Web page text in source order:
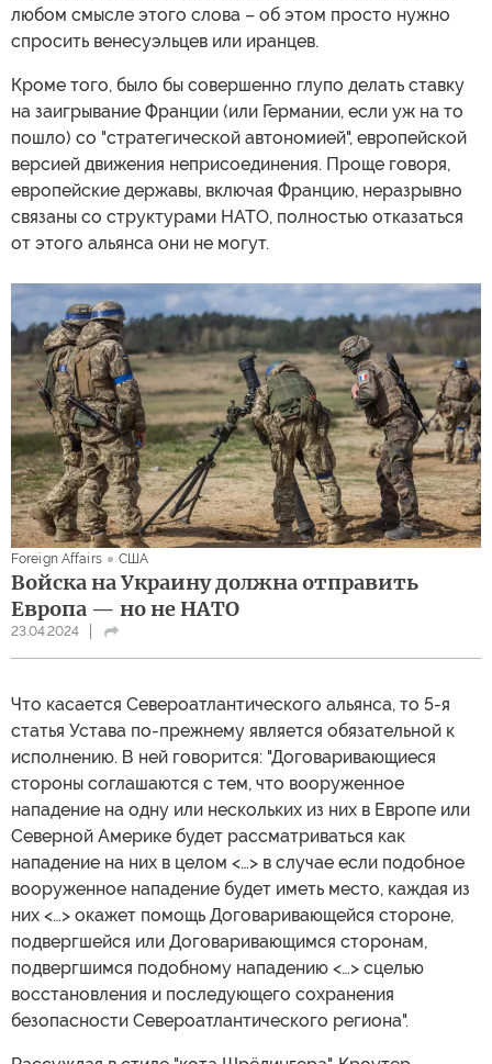
любом смысле этого слова – об этом просто нужно
спросить венесуэльцев или иранцев.
Кроме того, было бы совершенно глупо делать ставку
на заигрывание Франции (или Германии, если уж на то
пошло) со "стратегической автономией", европейской
версией движения неприсоединения. Проще говоря,
европейские державы, включая Францию, неразрывно
связаны со структурами НАТО, полностью отказаться
от этого альянса они не могут.
Foreign Affairs США
Войска на Украину должна отправить
Европа — но не НАТО
23.04.2024
Что касается Североатлантического альянса, то 5-я
статья Устава по-прежнему является обязательной к
исполнению. В ней говорится: "Договаривающиеся
стороны соглашаются с тем, что вооруженное
нападение на одну или нескольких из них в Европе или
Северной Америке будет рассматриваться как
нападение на них в целом <…> в случае если подобное
вооруженное нападение будет иметь место, каждая из
них <…> окажет помощь Договаривающейся стороне,
подвергшейся или Договаривающимся сторонам,
подвергшимся подобному нападению <…> сцелью
восстановления и последующего сохранения
безопасности Североатлантического региона".